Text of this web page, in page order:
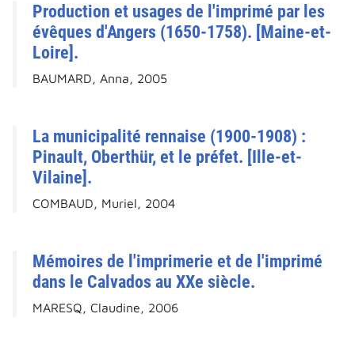
Production et usages de l'imprimé par les
évêques d'Angers (1650-1758). [Maine-et-
Loire].
BAUMARD, Anna, 2005
La municipalité rennaise (1900-1908) :
Pinault, Oberthür, et le préfet. [Ille-et-
Vilaine].
COMBAUD, Muriel, 2004
Mémoires de l'imprimerie et de l'imprimé
dans le Calvados au XXe siècle.
MARESQ, Claudine, 2006